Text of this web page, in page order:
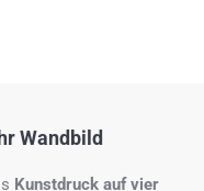
Wandbild
Kunstdruck auf vier